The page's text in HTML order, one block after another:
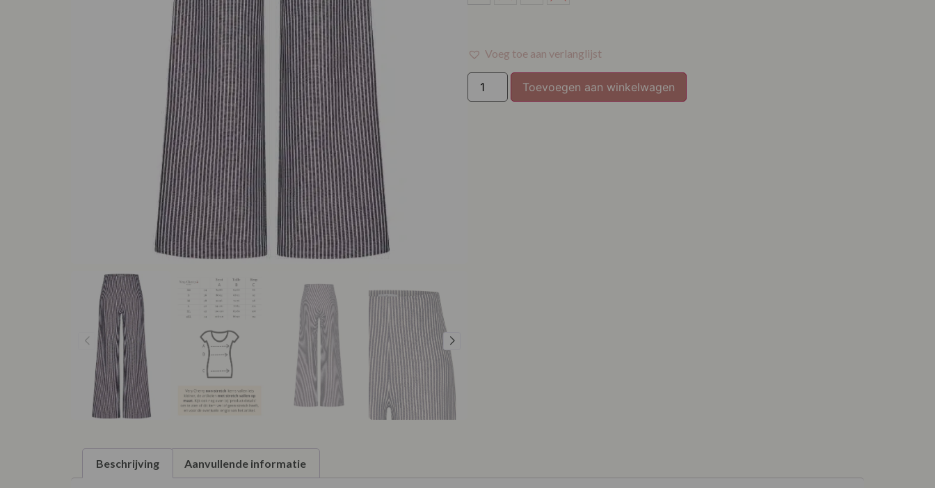
Voeg toe aan verlanglijst
Toevoegen aan winkelwagen
Beschrijving Aanvullende informatie